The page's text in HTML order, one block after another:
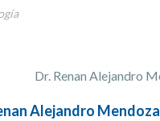
Alejandro Mendoza